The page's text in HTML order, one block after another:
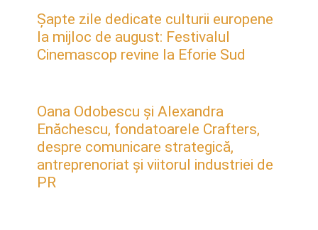
Șapte zile dedicate culturii europene
la mijloc de august: Festivalul
Cinemascop revine la Eforie Sud
Oana Odobescu și Alexandra
Enăchescu, fondatoarele Crafters,
despre comunicare strategică,
antreprenoriat și viitorul industriei de
PR